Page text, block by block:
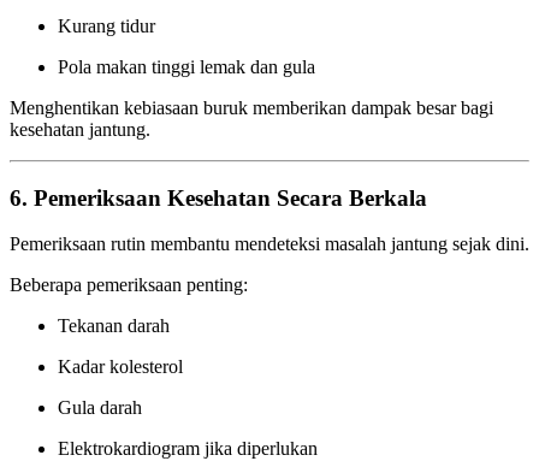
Kurang tidur
Pola makan tinggi lemak dan gula
Menghentikan kebiasaan buruk memberikan dampak besar bagi
kesehatan jantung.
6. Pemeriksaan Kesehatan Secara Berkala
Pemeriksaan rutin membantu mendeteksi masalah jantung sejak dini.
Beberapa pemeriksaan penting:
Tekanan darah
Kadar kolesterol
Gula darah
Elektrokardiogram jika diperlukan